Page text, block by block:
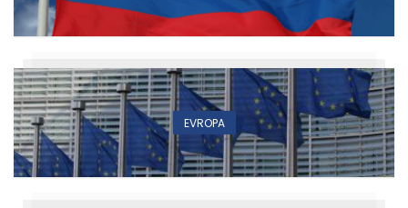
EVROPA